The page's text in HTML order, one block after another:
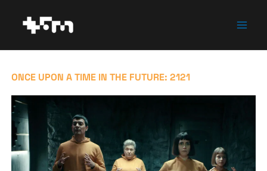
Inhalt
springen
ONCE UPON A TIME IN THE FUTURE: 2121